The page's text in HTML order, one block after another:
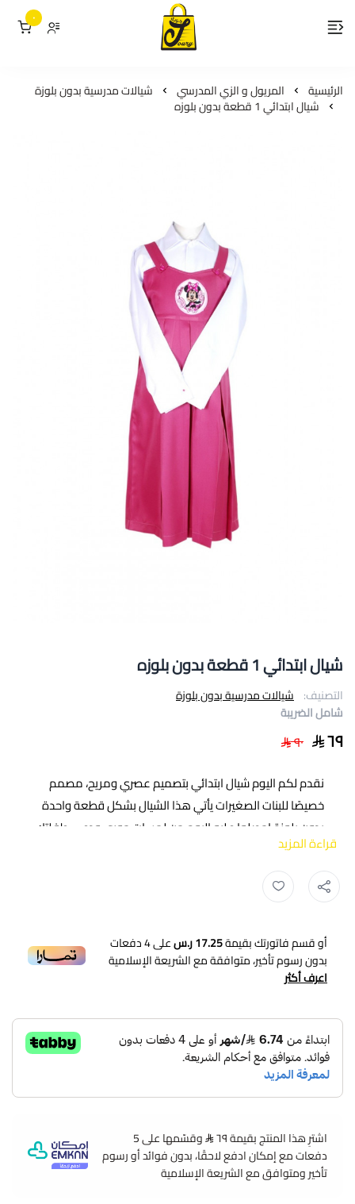
لمسات جوري
٠
الرئيسية المريول و الزي المدرسي شيالات مدرسية بدون بلوزة
شيال ابتدائي 1 قطعة بدون بلوزه
شيال ابتدائي 1 قطعة بدون بلوزه
التصنيف: شيالات مدرسية بدون بلوزة
شامل الضريبة
٦٩ ٩٠
نقدم لكم اليوم شيال ابتدائي بتصميم عصري ومريح، مصمم
خصيصًا للبنات الصغيرات يأتي هذا الشيال بشكل قطعة واحدة
بدون بلوزة احصلوا عليه اليوم من لمسات جوري ودعي طفلتك
تتألق بإطلالة ساحرة ومميزة في المدرسة متوفر بسعر حصري.
مواصفات شيال ابتدائي 1 قطعة بدون بلوزه
اللون :وردي.
هنش : من 32 إلى 52 .
النوع :شيال بدون بلوزة.
الفئة المستهدفة: الفتيات.
مميزات :
يتميز بتناسق الألوان والخامات الجذابة، مما يضفي مظهرًا
جذابًا ومميزًا.
يأتي المريول بقصة مريحة تسمح بحركة حرة، مما يجعله
مصمم برسمة ميكي ماوس مما يضفي عليه طابعًا مرحًا
وممتعًا.
قراءة المزيد
مريول سعودي ,
أو قسم فاتورتك بقيمة17.25 ر.س على4دفعات
بدون رسوم تأخير، متوافقة مع الشريعة الإسلامية
اعرف أكثر
اشترِ هذا المنتج بقيمة ٦٩
وقسّمها على 5
دفعات مع إمكان ادفع لاحقًا، بدون فوائد أو رسوم
تأخير ومتوافق مع الشريعة الإسلامية